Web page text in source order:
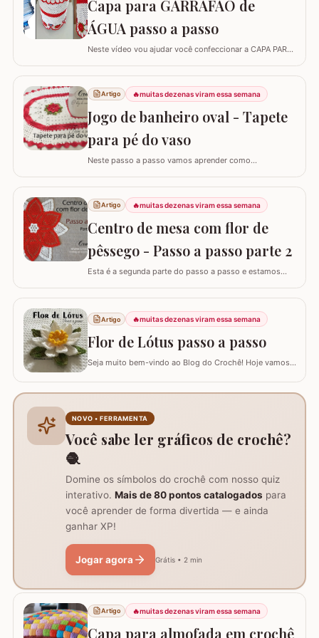
no final da carreira. (Link para…
Capa para GARRAFÃO de
ÁGUA passo a passo
Neste vídeo vou ajudar você confeccionar a CAPA PARA
sucesso agora com passo a passo super detalhado.
Esta capa veste bem um GARRAFÃO de 20 l e você pode
diminuir a quantidade de flores para fazer a capa para
um garrafão menor, aliás, se o seu ponto for…
Artigo 🔥muitas dezenas viram essa semana
Jogo de banheiro oval - Tapete
para pé do vaso
Neste passo a passo vamos aprender como
compõe o jogo de banheiro oval. Este jogo de banheiro
foi uma adaptação que fiz de um modelo de tapete e o
passo a passo do TAPETE DO LAVABO já está
disponível aqui no blog, confira nos links abaixo! Jogo
Artigo 🔥muitas dezenas viram essa semana
Centro de mesa com flor de
pêssego - Passo a passo parte 2
Esta é a segunda parte do passo a passo e estamos
Se está procurando o início do trabalho visite o link
abaixo onde também temos a lista completa de
materiais. Centro de mesa com flor de pêssego - Parte 1
Tamanho do trabalho pronto: 60 cm de…
Artigo 🔥muitas dezenas viram essa semana
Flor de Lótus passo a passo
Seja muito bem-vindo ao Blog do Crochê! Hoje vamos
crie uma peça volumosa e encantadora, perfeita para
trilhos de mesa, aplicações em tapetes ou…
NOVO • FERRAMENTA
Você sabe ler gráficos de crochê?
🧶
Domine os símbolos do crochê com nosso quiz
interativo. Mais de 80 pontos catalogados para
você aprender de forma divertida — e ainda
ganhar XP!
Jogar agora Grátis • 2 min
Artigo 🔥muitas dezenas viram essa semana
Capa para almofada em crochê